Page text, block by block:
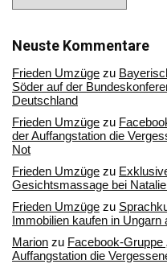
Archiv
Neuste Kommentare
Frieden Umzüge zu
Söder auf der
Deutschland
Frieden Umzüge zu
der Auffangstation die
Not
Frieden Umzüge zu
Gesichtsmassage bei
Frieden Umzüge zu
Immobilien kaufen in Ungarn
Marion zu Facebook-Gruppe
Auffangstation die